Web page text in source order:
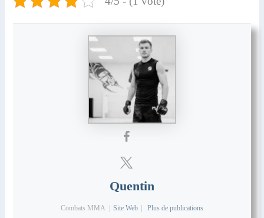
Quentin
Combats MMA | Site Web | Plus de publications